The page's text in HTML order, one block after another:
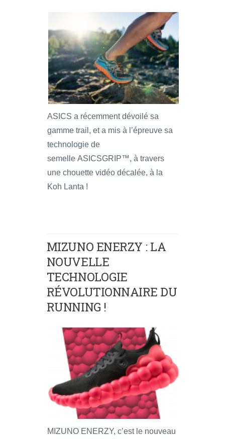
ASICS a récemment dévoilé sa
gamme trail, et a mis à l’épreuve sa
technologie de
semelle ASICSGRIP™, à travers
une chouette vidéo décalée, à la
Koh Lanta !
MIZUNO ENERZY : LA
NOUVELLE
TECHNOLOGIE
RÉVOLUTIONNAIRE DU
RUNNING !
MIZUNO ENERZY, c’est le nouveau